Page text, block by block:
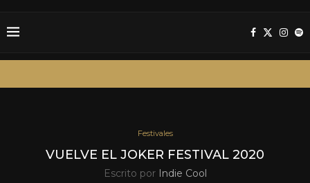
Festivales
VUELVE EL JOKER FESTIVAL 2020
Escrito por Indie Cool